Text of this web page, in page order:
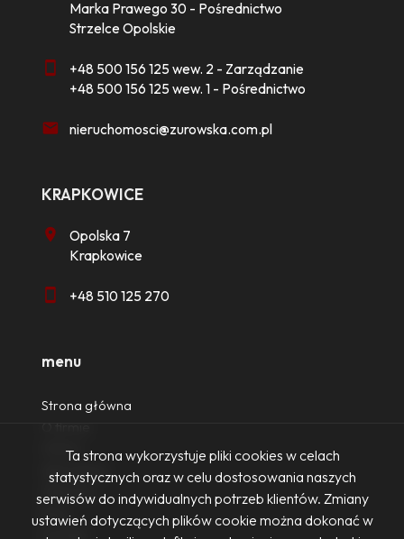
Marka Prawego 30 - Pośrednictwo
Strzelce Opolskie
+48 500 156 125 wew. 2 - Zarządzanie
+48 500 156 125 wew. 1 - Pośrednictwo
nieruchomosci@zurowska.com.pl
KRAPKOWICE
Opolska 7
Krapkowice
+48 510 125 270
menu
Strona główna
Oferty
Zgłoszenia
Ulubione
Blog
Kontakt
Ta strona wykorzystuje pliki cookies w celach
statystycznych oraz w celu dostosowania naszych
serwisów do indywidualnych potrzeb klientów. Zmiany
ustawień dotyczących plików cookie można dokonać w